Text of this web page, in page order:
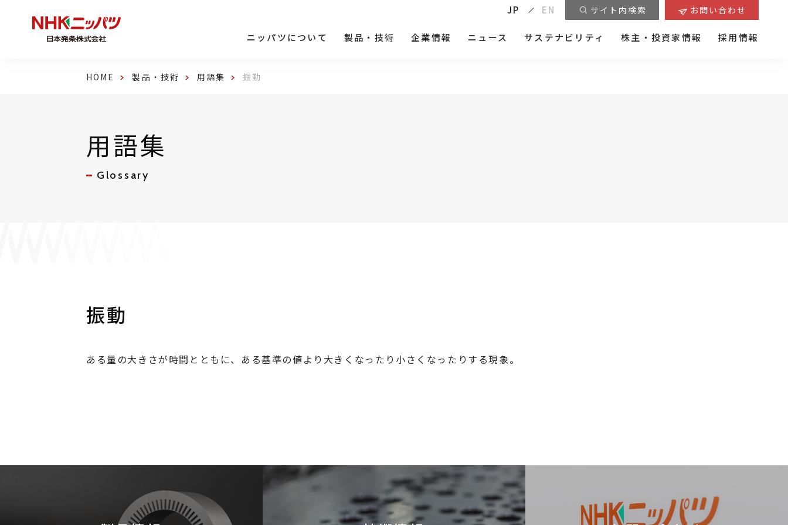
JP EN サイト内検索 お問い合わせ
ニッパツについて 製品・技術 企業情報 ニュース サステナビリティ 株主・投資家情報 採用情報
HOME 製品・技術 用語集 振動
用語集
Glossary
振動
ある量の大きさが時間とともに、ある基準の値より大きくなったり小さくなったりする現象。